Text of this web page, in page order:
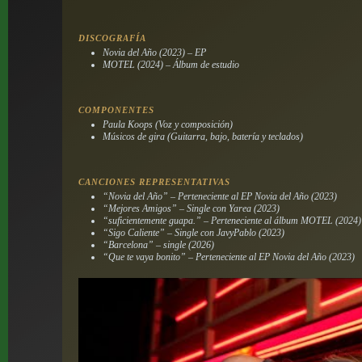
DISCOGRAFÍA
Novia del Año (2023) – EP
MOTEL (2024) – Álbum de estudio
COMPONENTES
Paula Koops (Voz y composición)
Músicos de gira (Guitarra, bajo, batería y teclados)
CANCIONES REPRESENTATIVAS
“Novia del Año” – Perteneciente al EPNovia del Año (2023)
“Mejores Amigos” – Single con Yarea (2023)
“suficientemente guapa.” – Perteneciente al álbumMOTEL (2024)
“Sigo Caliente” – Single con JavyPablo (2023)
“Barcelona” – single (2026)
“Que te vaya bonito” – Perteneciente al EPNovia del Año (2023)